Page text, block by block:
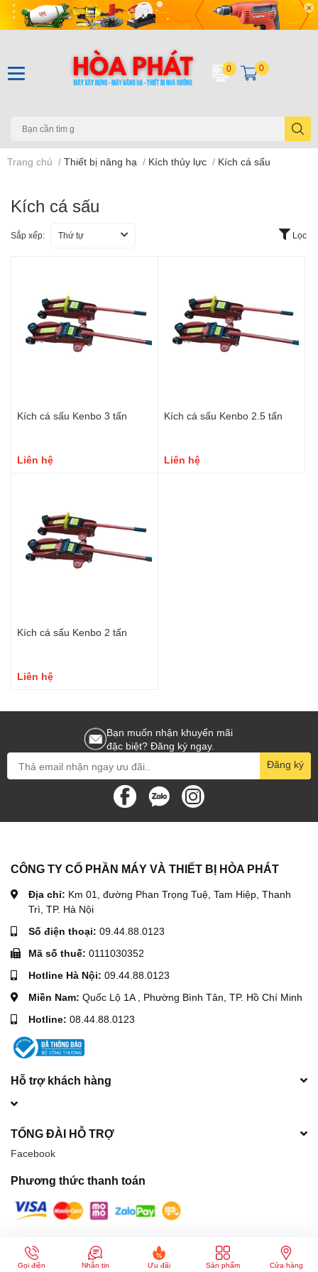
0 0
Trang chủ / Thiết bị nâng hạ / Kích thủy lực / Kích cá sấu
Kích cá sấu
Sắp xếp: Thứ tự Lọc
Kích cá sấu Kenbo 3 tấn
Liên hệ
Kích cá sấu Kenbo 2.5 tấn
Liên hệ
Kích cá sấu Kenbo 2 tấn
Liên hệ
Bạn muốn nhận khuyến mãi
đặc biệt? Đăng ký ngay.
Đăng ký
CÔNG TY CỔ PHẦN MÁY VÀ THIẾT BỊ HÒA PHÁT
Địa chỉ: Km 01, đường Phan Trọng Tuệ, Tam Hiệp, Thanh
Trì, TP. Hà Nội
Số điện thoại: 09.44.88.0123
Mã số thuế: 0111030352
Hotline Hà Nội: 09.44.88.0123
Miền Nam: Quốc Lộ 1A , Phường Bình Tân, TP. Hồ Chí Minh
Hotline: 08.44.88.0123
Hỗ trợ khách hàng
TỔNG ĐÀI HỖ TRỢ
Facebook
Phương thức thanh toán
© Bản quyền thuộc về Máy móc xây dựng Hòa Phát
| Cung cấp bởi
Sapo
Gọi điện Nhắn tin Ưu đãi Sản phẩm Cửa hàng